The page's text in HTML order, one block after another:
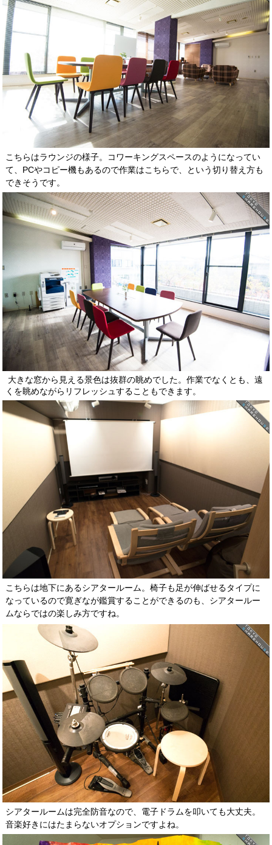
こちらはラウンジの様子。コワーキングスペースのようになってい
て、PCやコピー機もあるので作業はこちらで、という切り替え方も
できそうです。
大きな窓から見える景色は抜群の眺めでした。作業でなくとも、遠
くを眺めながらリフレッシュすることもできます。
こちらは地下にあるシアタールーム。椅子も足が伸ばせるタイプに
なっているので寛ぎなが鑑賞することができるのも、シアタールー
ムならではの楽しみ方ですね。
シアタールームは完全防音なので、電子ドラムを叩いても大丈夫。
音楽好きにはたまらないオプションですよね。